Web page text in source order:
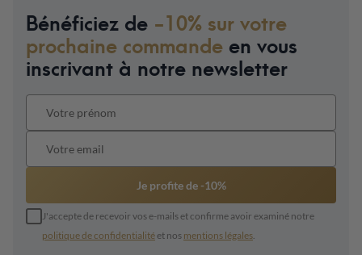
Bénéficiez de -10% sur votre
prochaine commande en vous
inscrivant à notre newsletter
Je profite de -10%
J'accepte de recevoir vos e-mails et confirme avoir examiné notre
politique de confidentialitéet nos mentions légales